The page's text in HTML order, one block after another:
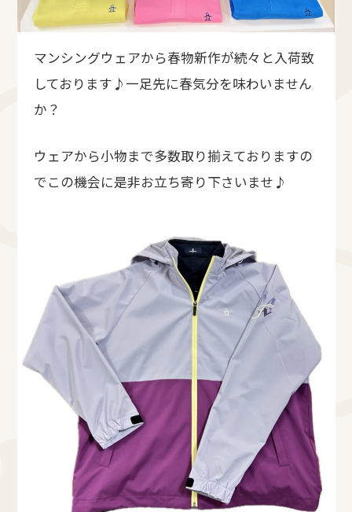
マンシングウェアから春物新作が続々と入荷致
しております♪一足先に春気分を味わいません
か？
ウェアから小物まで多数取り揃えておりますの
でこの機会に是非お立ち寄り下さいませ♪